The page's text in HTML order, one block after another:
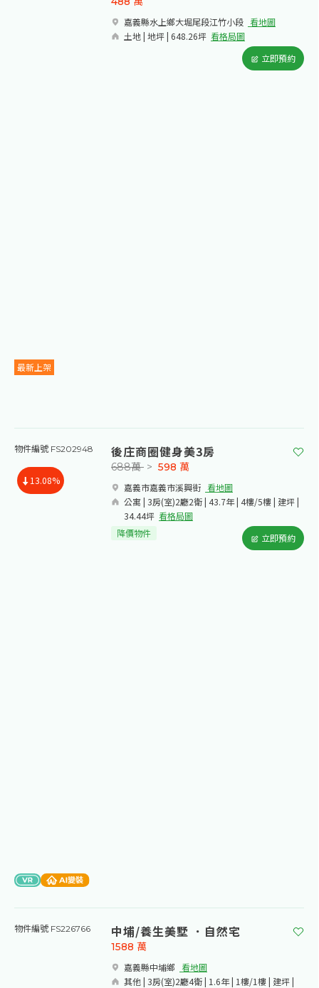
最新上架
嘉義縣水上鄉大堀尾段江竹小段​ 看地圖
土地 | 地坪 | 648.26坪 看格局圖
立即預約
物件編號 FS202948
13.08%
後庄商圈健身美3房
嘉義市嘉義市溪興街​ 看地圖
公寓 | 3房(室)2廳2衛 | 43.7年 | 4樓/5樓 | 建坪 |
34.44坪 看格局圖
688萬 > 598 萬
降價物件 立即預約
物件編號 FS226766 中埔/養生美墅 ．自然宅
嘉義縣中埔鄉​ 看地圖
其他 | 3房(室)2廳4衛 | 1.6年 | 1樓/1樓 | 建坪 |
1588 萬